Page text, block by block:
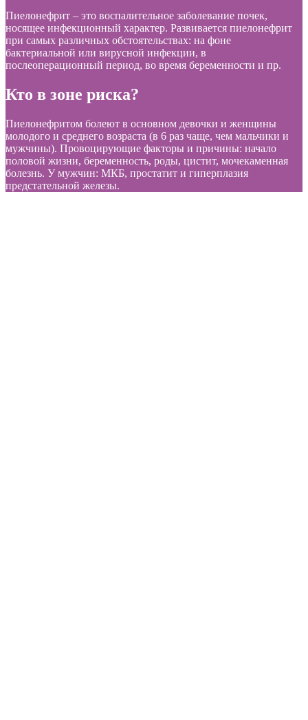
Пиелонефрит – это воспалительное заболевание почек,
носящее инфекционный характер. Развивается пиелонефрит
при самых различных обстоятельствах: на фоне
бактериальной или вирусной инфекции, в
послеоперационный период, во время беременности и пр.
Кто в зоне риска?
Пиелонефритом болеют в основном девочки и женщины
молодого и среднего возраста (в 6 раз чаще, чем мальчики и
мужчины). Провоцирующие факторы и причины: начало
половой жизни, беременность, роды, цистит, мочекаменная
болезнь. У мужчин: МКБ, простатит и гиперплазия
предстательной железы.